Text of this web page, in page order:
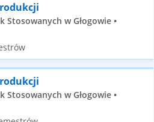
Stosowanych w Głogowie •
Stosowanych w Głogowie •